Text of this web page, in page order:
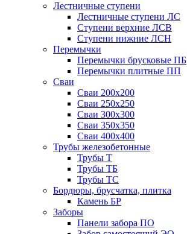
Лестничные ступени
Лестничные ступени ЛС
Ступени верхние ЛСВ
Ступени нижние ЛСН
Перемычки
Перемычки брусковые ПБ
Перемычки плитные ПП
Сваи
Сваи 200х200
Сваи 250х250
Сваи 300х300
Сваи 350х350
Сваи 400х400
Трубы железобетонные
Трубы Т
Трубы ТБ
Трубы ТС
Бордюры, брусчатка, плитка
Камень БР
Заборы
Панели забора ПО